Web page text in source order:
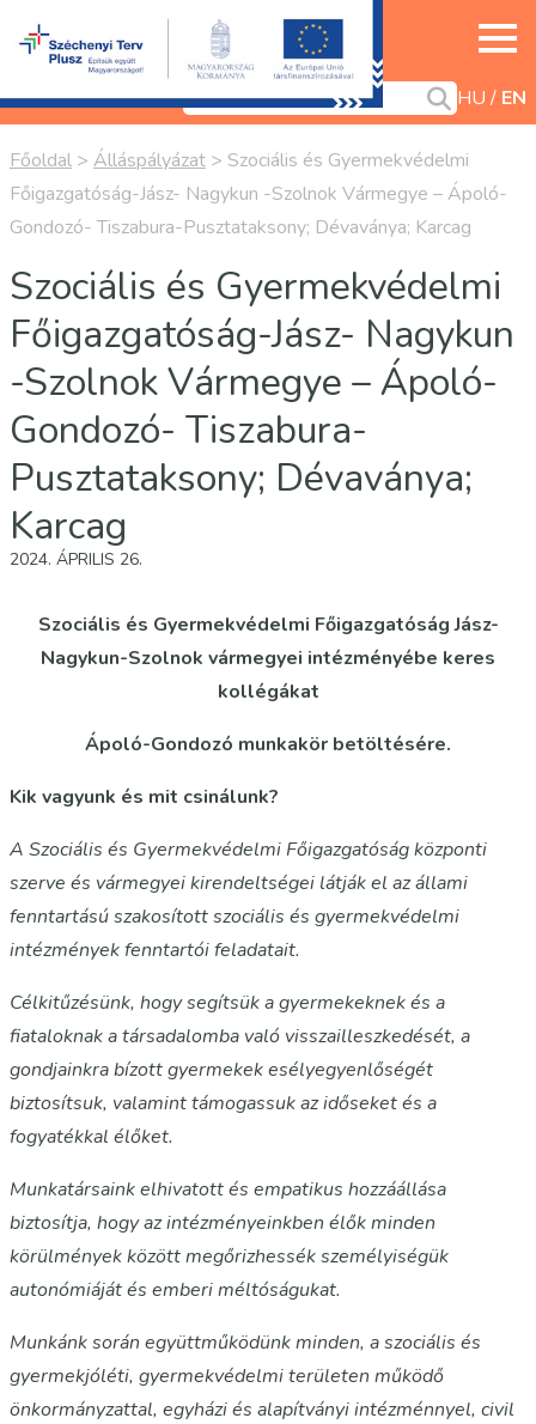
HU EN
Főoldal > Álláspályázat > Szociális és Gyermekvédelmi
Főigazgatóság-Jász- Nagykun -Szolnok Vármegye – Ápoló-
Gondozó- Tiszabura-Pusztataksony; Dévaványa; Karcag
Szociális és Gyermekvédelmi
Főigazgatóság-Jász- Nagykun
-Szolnok Vármegye – Ápoló-
Gondozó- Tiszabura-
Pusztataksony; Dévaványa;
Karcag
2024. ÁPRILIS 26.
Szociális és Gyermekvédelmi Főigazgatóság Jász-
Nagykun-Szolnok vármegyei intézményébe keres
kollégákat
Ápoló-Gondozó munkakör betöltésére.
Kik vagyunk és mit csinálunk?
A Szociális és Gyermekvédelmi Főigazgatóság központi
szerve és vármegyei kirendeltségei látják el az állami
fenntartású szakosított szociális és gyermekvédelmi
intézmények fenntartói feladatait.
Célkitűzésünk, hogy segítsük a gyermekeknek és a
fiataloknak a társadalomba való visszailleszkedését, a
gondjainkra bízott gyermekek esélyegyenlőségét
biztosítsuk, valamint támogassuk az időseket és a
fogyatékkal élőket.
Munkatársaink elhivatott és empatikus hozzáállása
biztosítja, hogy az intézményeinkben élők minden
körülmények között megőrizhessék személyiségük
autonómiáját és emberi méltóságukat.
Munkánk során együttműködünk minden, a szociális és
gyermekjóléti, gyermekvédelmi területen működő
önkormányzattal, egyházi és alapítványi intézménnyel, civil